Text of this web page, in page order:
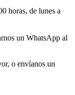
horas, de lunes a
un WhatsApp al
o envíanos un